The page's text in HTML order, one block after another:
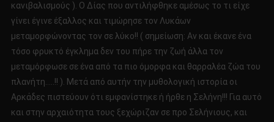
κανιβαλισμούς ). Ο Δίας που αντιλήφθηκε αμέσως το τι είχε
γίνει έγινε έξαλλος και τιμώρησε τον Λυκάων
μεταμορφώνοντας τον σε λύκο!! ( σημείωση: Αν και έκανε ένα
τόσο φρυκτό έγκλημα δεν του πήρε την ζωή άλλα τον
μεταμόρφωσε σε ένα από τα πιο όμορφα και θαρραλέα ζώα του
πλανήτη…..!! ). Μετά από αυτήν την μυθολογική ιστορία οι
Αρκάδες πιστεύουν ότι εμφανίστηκε ή ήρθε η Σελήνη!!! Για αυτό
και στην αρχαιότητα τους ξεχώριζαν σε προ Σελήνιους, και